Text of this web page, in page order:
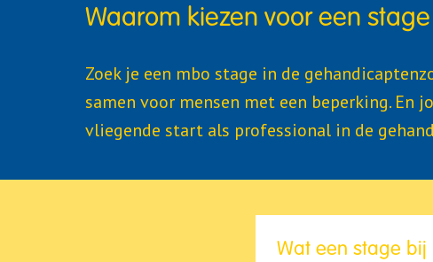
Waarom kiezen voor een
Zoek je een mbo stage in de
samen voor mensen met een beperking.
vliegende start als professional in de
Wat een stage